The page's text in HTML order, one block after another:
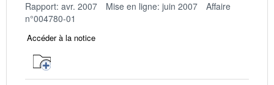
Rapport: avr. 2007 Mise en ligne: juin 2007
Affaire
n°004780-01
Accéder à la notice